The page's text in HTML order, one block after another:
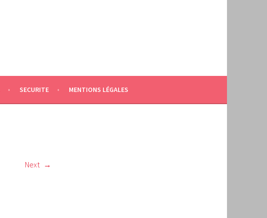
SECURITE MENTIONS LÉGALES
Next